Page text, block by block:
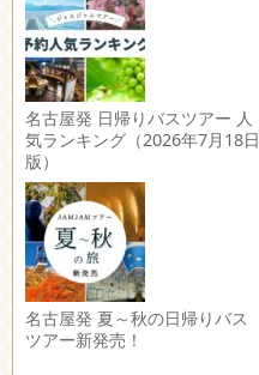
名古屋発 日帰りバスツアー 人
気ランキング（2026年7月18日
版）
名古屋発 夏～秋の日帰りバス
ツアー新発売！